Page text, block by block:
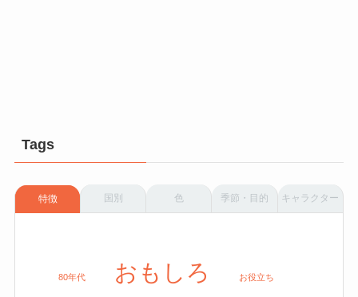
Tags
特徴 国別 色 季節・目的 キャラクター
80年代 おもしろ お役立ち